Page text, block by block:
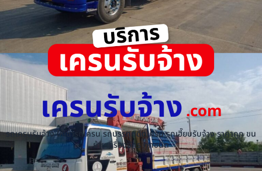
เครนรับจ้าง.com
รถเครนรับจ้าง ให้เช่ารถเครน รถบรรทุกติดเครน รถเฮี๊ยบรับจ้าง ราคาถูก ขน
ย้ายเครื่องจักร ทุกชนิด